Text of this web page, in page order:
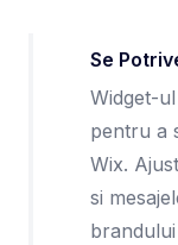
Se
Widget-
pentru a
Wix.
si